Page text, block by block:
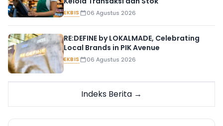
EKBIS 06 Agustus 2026
RE:DEFINE by LOKALMADE, Celebrating
Local Brands in PIK Avenue
EKBIS 06 Agustus 2026
Indeks Berita →